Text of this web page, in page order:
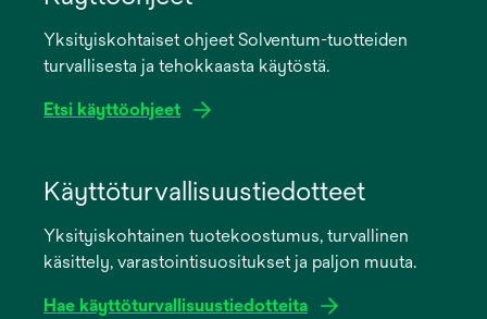
Yksityiskohtaiset ohjeet Solventum-tuotteiden
turvallisesta ja tehokkaasta käytöstä.
Etsi käyttöohjeet
new
Käyttöturvallisuustiedotteet
Yksityiskohtainen tuotekoostumus, turvallinen
käsittely, varastointisuositukset ja paljon muuta.
Hae käyttöturvallisuustiedotteita